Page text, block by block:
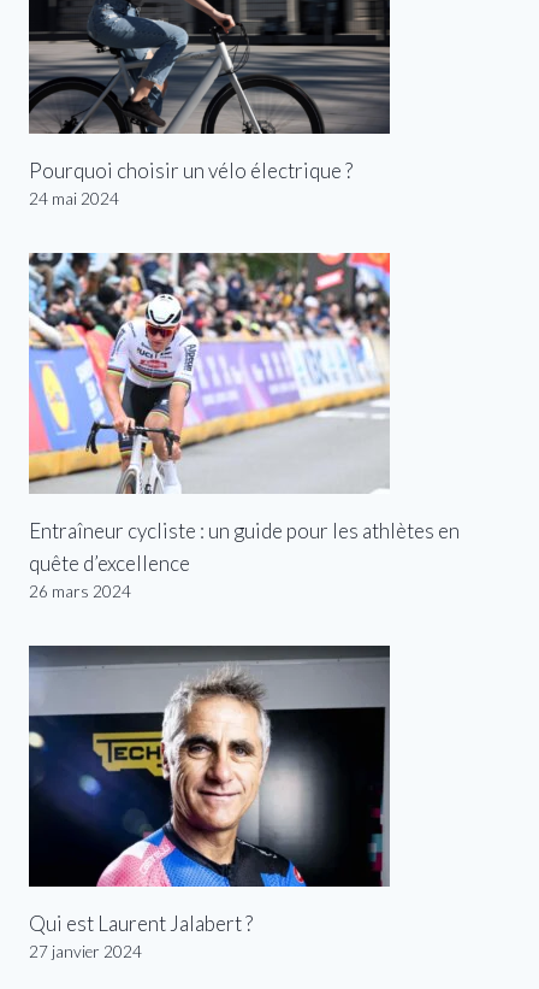
Pourquoi choisir un vélo électrique ?
24 mai 2024
Entraîneur cycliste : un guide pour les athlètes en
quête d’excellence
26 mars 2024
Qui est Laurent Jalabert ?
27 janvier 2024